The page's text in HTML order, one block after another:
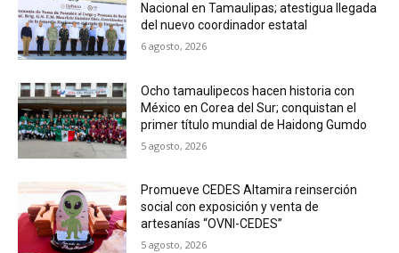
Nacional en Tamaulipas; atestigua llegada
del nuevo coordinador estatal
6 agosto, 2026
Ocho tamaulipecos hacen historia con
México en Corea del Sur; conquistan el
primer título mundial de Haidong Gumdo
5 agosto, 2026
Promueve CEDES Altamira reinserción
social con exposición y venta de
artesanías “OVNI-CEDES”
5 agosto, 2026